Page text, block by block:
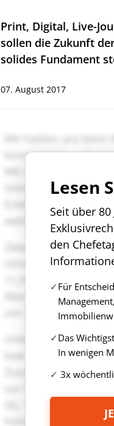
Print, Digital, Live-
sollen die Zukunft
solides Fundament
07. August 2017
Lesen
Seit über 80
den
Für
Das
In wenigen
3x